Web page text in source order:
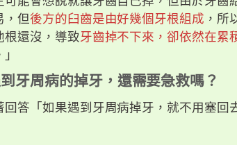
，但後方的臼齒是由好幾個牙根組成 ，所
根還沒，導致牙齒掉不下來，卻依然在累
牙周病的掉牙，還需要急救嗎？
回答「如果遇到牙周病掉牙，就不用塞回